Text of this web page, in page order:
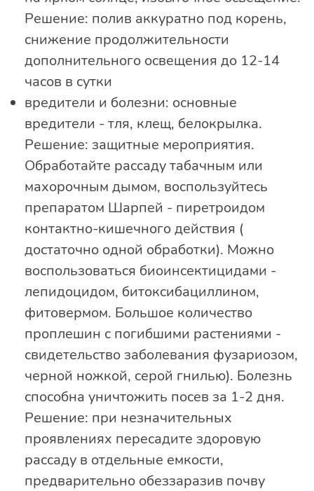
Решение: полив аккуратно под корень,
снижение продолжительности
дополнительного освещения до 12-14
часов в сутки
вредители и болезни: основные
вредители - тля, клещ, белокрылка.
Решение: защитные мероприятия.
Обработайте рассаду табачным или
махорочным дымом, воспользуйтесь
препаратом Шарпей - пиретроидом
контактно-кишечного действия (
достаточно одной обработки). Можно
воспользоваться биоинсектицидами -
лепидоцидом, битоксибациллином,
фитовермом. Большое количество
проплешин с погибшими растениями -
свидетельство заболевания фузариозом,
черной ножкой, серой гнилью). Болезнь
способна уничтожить посев за 1-2 дня.
Решение: при незначительных
проявлениях пересадите здоровую
рассаду в отдельные емкости,
предварительно обеззаразив почву